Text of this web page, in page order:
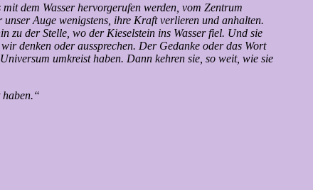
dem Wasser hervorgerufen werden, vom Zentrum
Auge wenigstens, ihre Kraft verlieren und anhalten.
zu der Stelle, wo der Kieselstein ins Wasser fiel. Und sie
denken oder aussprechen. Der Gedanke oder das Wort
umkreist haben. Dann kehren sie, so weit, wie sie
haben.“